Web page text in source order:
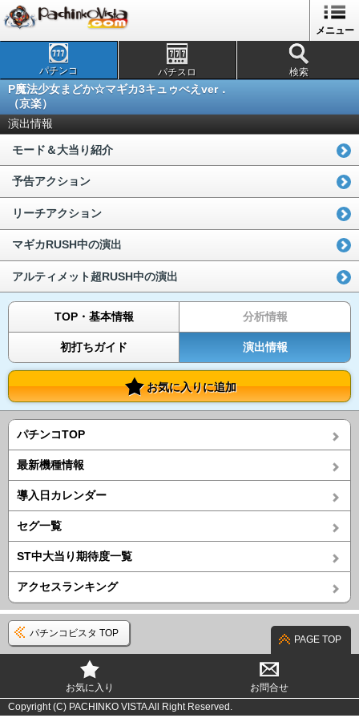
メニュー
パチンコ パチスロ 検索
P魔法少女まどか☆マギカ3キュゥべえver．
（京楽）
演出情報
モード＆大当り紹介
予告アクション
リーチアクション
マギカRUSH中の演出
アルティメット超RUSH中の演出
TOP・基本情報 分析情報
初打ちガイド 演出情報
お気に入りに追加
パチンコTOP
最新機種情報
導入日カレンダー
セグ一覧
ST中大当り期待度一覧
アクセスランキング
パチンコビスタ TOP
PAGE TOP
お気に入り
お問合せ
Copyright (C) PACHINKO VISTA All Right Reserved.